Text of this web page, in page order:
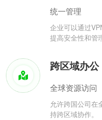
统一管理
企业可以通过
提高安全性和管
跨区域办公
全球资源访问
允许跨国公司在
持跨区域协作。